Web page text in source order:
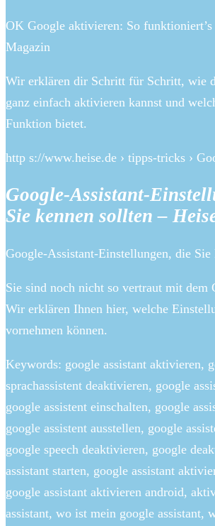
OK Google aktivieren: So
Magazin
Wir erklären dir Schritt für Schritt, wie
ganz einfach aktivieren kannst und
Funktion bietet.
http s://www.heise.de › tipps-tricks ›
Google-Assistant-
Sie kennen sollten –
Google-Assistant-Einstellungen, die Sie
Sie sind noch nicht so vertraut mit dem
Wir erklären Ihnen hier, welche
vornehmen können.
Keywords: google assistant aktivieren,
sprachassistent deaktivieren, google
google assistent einschalten, google
google assistent ausstellen, google
google speech deaktivieren, google
assistant starten, google assistant
google assistant aktivieren android,
assistant, wo ist mein google assistant,